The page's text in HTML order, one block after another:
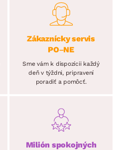
Zákaznícky servis
PO–NE
Sme vám k dispozícii každý
deň v týždni, pripravení
poradiť a pomôcť.
Milión spokojných